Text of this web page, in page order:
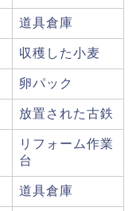
道具倉庫
収穫した小麦
卵パック
放置された古鉄
リフォーム作業
台
道具倉庫